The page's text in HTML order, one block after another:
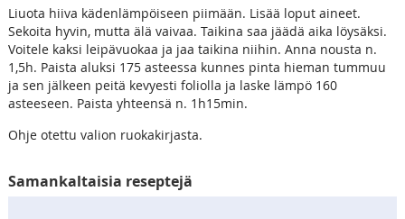
Liuota hiiva kädenlämpöiseen piimään. Lisää loput aineet.
Sekoita hyvin, mutta älä vaivaa. Taikina saa jäädä aika löysäksi.
Voitele kaksi leipävuokaa ja jaa taikina niihin. Anna nousta n.
1,5h. Paista aluksi 175 asteessa kunnes pinta hieman tummuu
ja sen jälkeen peitä kevyesti foliolla ja laske lämpö 160
asteeseen. Paista yhteensä n. 1h15min.
Ohje otettu valion ruokakirjasta.
Samankaltaisia reseptejä